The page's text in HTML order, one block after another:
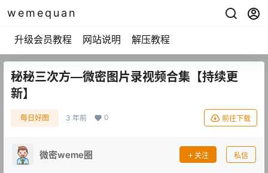
wemequan
升级会员教程 网站说明 解压教程
秘秘三次方—微密图片录视频合集【持续更
新】
每日好图 3 年前 0 前往下载
微密weme圈 关注 私信